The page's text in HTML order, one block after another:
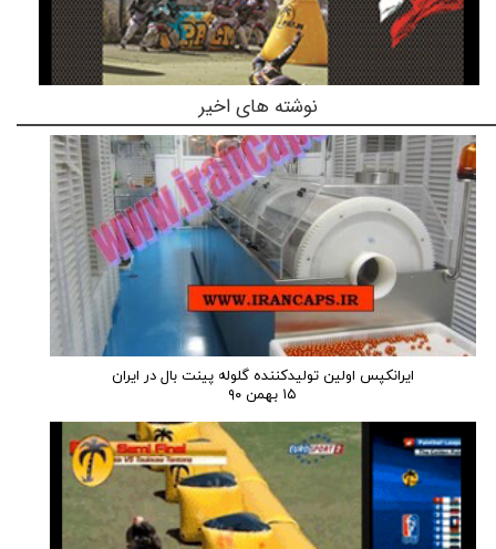
نوشته های اخیر
ایرانکپس اولین تولیدکننده گلوله پینت بال در ایران
۱۵ بهمن ۹۰